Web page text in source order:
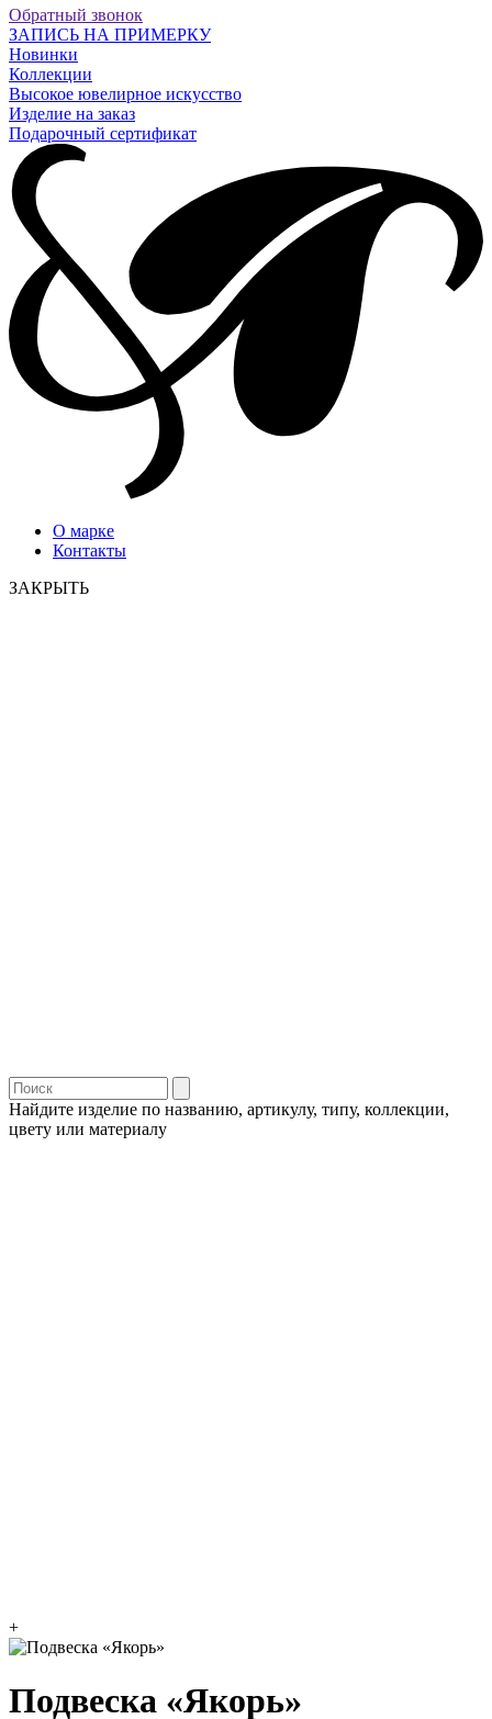
Обратный звонок
ЗАПИСЬ НА ПРИМЕРКУ
Новинки
Коллекции
Высокое ювелирное искусство
Изделие на заказ
Подарочный сертификат
О марке
Контакты
ЗАКРЫТЬ
Найдите изделие по названию, артикулу, типу, коллекции,
цвету или материалу
+
Подвеска «Якорь»